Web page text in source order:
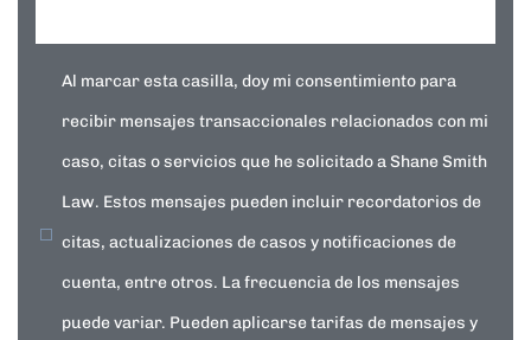
Al marcar esta casilla, doy mi consentimiento para
recibir mensajes transaccionales relacionados con mi
caso, citas o servicios que he solicitado a Shane Smith
Law. Estos mensajes pueden incluir recordatorios de
citas, actualizaciones de casos y notificaciones de
cuenta, entre otros. La frecuencia de los mensajes
puede variar. Pueden aplicarse tarifas de mensajes y